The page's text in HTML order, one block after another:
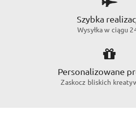
Szybka
Wysyłka w ciągu
Personalizowane
Zaskocz bliskich